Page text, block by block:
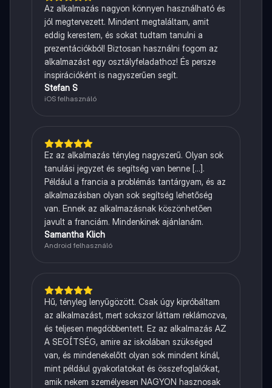
Az alkalmazás nagyon könnyen használható és
jól megtervezett. Mindent megtaláltam, amit
eddig kerestem, és sokat tudtam tanulni a
prezentációkból! Biztosan használni fogom az
alkalmazást egy osztályfeladathoz! És persze
inspirációként is nagyszerűen segít.
Stefan S
iOS felhasználó
Ez az alkalmazás tényleg nagyszerű. Olyan sok
tanulási jegyzet és segítség van benne [...].
Például a francia a problémás tantárgyam, és az
alkalmazásban olyan sok segítség lehetőség
van. Ennek az alkalmazásnak köszönhetően
javult a franciám. Mindenkinek ajánlanám.
Samantha Klich
Android felhasználó
Hű, tényleg lenyűgözött. Csak úgy kipróbáltam
az alkalmazást, mert sokszor láttam reklámozva,
és teljesen megdöbbentett. Ez az alkalmazás AZ
A SEGÍTSÉG, amire az iskolában szükséged
van, és mindenekelőtt olyan sok mindent kínál,
mint például gyakorlatokat és összefoglalókat,
amik nekem személyesen NAGYON hasznosak